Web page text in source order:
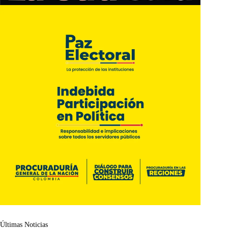
Últimas Noticias